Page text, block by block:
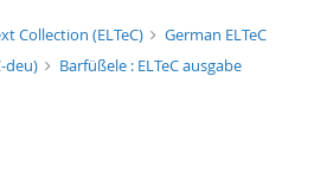
Collection (ELTeC)
German ELTeC
deu)
Barfüßele : ELTeC ausgabe